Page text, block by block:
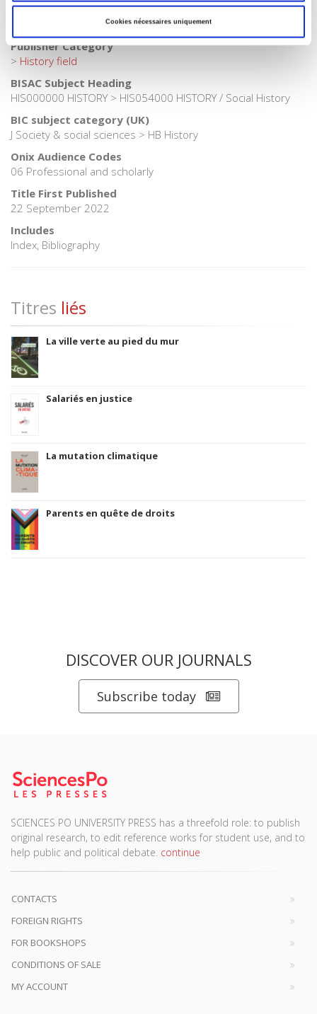
Cookies nécessaires uniquement
Publisher Category
Publisher Category
> History field
BISAC Subject Heading
HIS000000 HISTORY > HIS054000 HISTORY / Social History
BIC subject category (UK)
J Society & social sciences > HB History
Onix Audience Codes
06 Professional and scholarly
Title First Published
22 September 2022
Includes
Index, Bibliography
Titres liés
La ville verte au pied du mur
Salariés en justice
La mutation climatique
Parents en quête de droits
DISCOVER OUR JOURNALS
Subscribe today
SCIENCES PO UNIVERSITY PRESS has a threefold role: to publish
original research, to edit reference works for student use, and to
help public and political debate. continue
CONTACTS
FOREIGN RIGHTS
FOR BOOKSHOPS
CONDITIONS OF SALE
MY ACCOUNT